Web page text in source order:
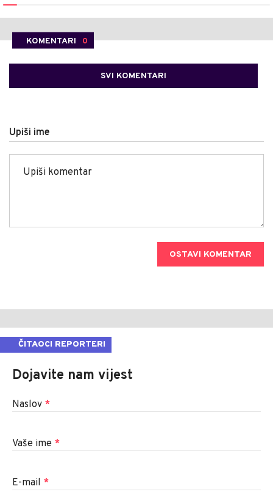
KOMENTARI 0
SVI KOMENTARI
Upiši ime
OSTAVI KOMENTAR
ČITAOCI REPORTERI
Dojavite nam vijest
Naslov *
Vaše ime *
E-mail *